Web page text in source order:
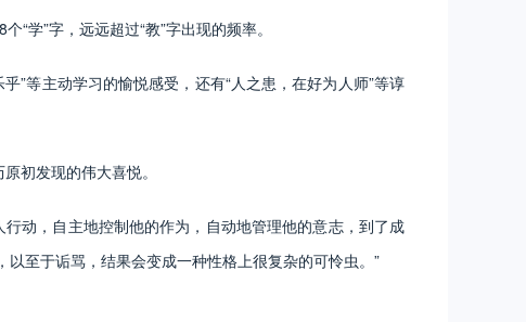
学”字，远远超过“教”字出现的频率。
等主动学习的愉悦感受，还有“人之患，在好为人师”等谆
初发现的伟大喜悦。
动，自主地控制他的作为，自动地管理他的意志，到了成
至于诟骂，结果会变成一种性格上很复杂的可怜虫。”